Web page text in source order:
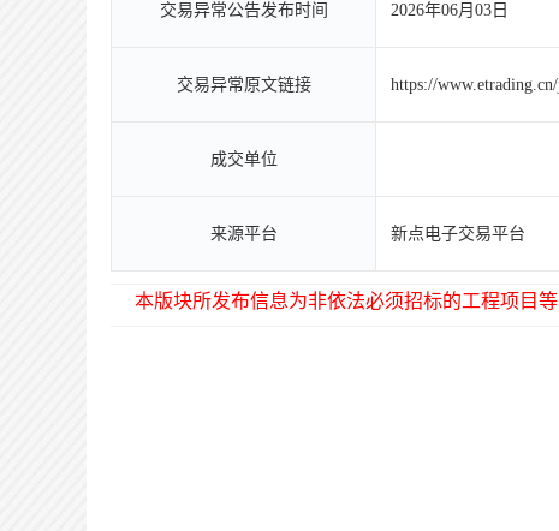
交易异常公告发布时间 2026年06月03日
交易异常原文链接 https://
成交单位
来源平台 新点电子交易平台
本版块所发布信息为非依法必须招标的工程项目